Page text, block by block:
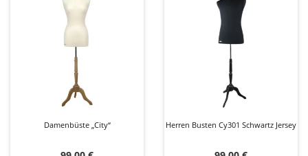
Damenbüste „City“ Herren Busten Cy301 Schwartz Jersey